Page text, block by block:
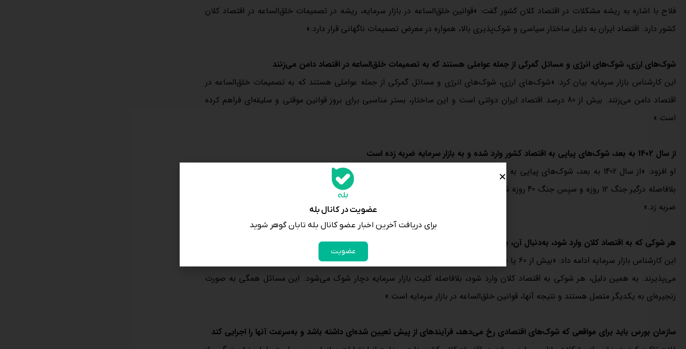
فلاح با اشاره به ریشه مشکلات در اقتصاد کلان کشور گفت: «قوانین خلق‌الساعه در بازار سرمایه، ریشه در تصمیمات خلق‌الساعه در اقتصاد کلان
کشور دارد. اقتصاد ایران به دلیل ساختار سیاسی و شوک‌پذیری بالا، همواره در معرض تصمیمات ناگهانی قرار دارد.»
شوک‌های ارزی، شوک‌های انرژی و مسائل گمرکی از جمله عواملی هستند که به تصمیمات خلق‌الساعه در اقتصاد دامن می‌زنند
این کارشناس بازار سرمایه بیان کرد: «شوک‌های ارزی، شوک‌های انرژی و مسائل گمرکی از جمله عواملی هستند که به تصمیمات خلق‌الساعه در
اقتصاد دامن می‌زنند. بیش از 80 درصد اقتصاد ایران دولتی است و این ساختار، بستر مناسبی برای بروز قوانین موقتی و سلیقه‌ای فراهم کرده
است.»
از سال 1402 به بعد، شوک‌های پیاپی به اقتصاد کشور وارد شده و به بازار سرمایه ضربه زده است
او افزود: «از سال 1402 به بعد، شوک‌های پیاپی به اقتصاد کشور وارد شده است. دولت سیزدهم نیمه‌تمام ماند، دولت چهاردهم روی کار آمد و
بلافاصله درگیر جنگ 12 روزه و سپس جنگ 40 روزه شد. شوک‌های اقتصادی مانند حذف ارز ترجیحی و اصلاح یارانه‌های انرژی نیز به بازار سرمایه
ضربه زد.»
هر شوکی که به اقتصاد کلان وارد شود، به‌دنبال آن، بلافاصله کلیت بازار سرمایه نیز دچار شوک می‌شود
این کارشناس بازار سرمایه ادامه داد: «بیش از 60 یا 70 درصد صنایع ما صادرات‌محور هستند و مستقیما از بازارهای بین‌المللی و مسائل ارزی تاثیر
می‌پذیرند. به همین دلیل، هر شوکی به اقتصاد کلان وارد شود، بلافاصله کلیت بازار سرمایه دچار شوک می‌شود. این مسائل همگی به صورت
زنجیره‌ای به یکدیگر متصل هستند و نتیجه آنها، قوانین خلق‌الساعه در بازار سرمایه است.»
سازمان بورس باید برای مواقعی که شوک‌های اقتصادی رخ می‌دهد، فرآیندهای از پیش تعیین شده‌ای داشته باشد و به‌سرعت آنها را اجرایی کند
عضویت در کانال بله
برای دریافت آخرین اخبار عضو کانال بله تابان گوهر شوید
عضویت